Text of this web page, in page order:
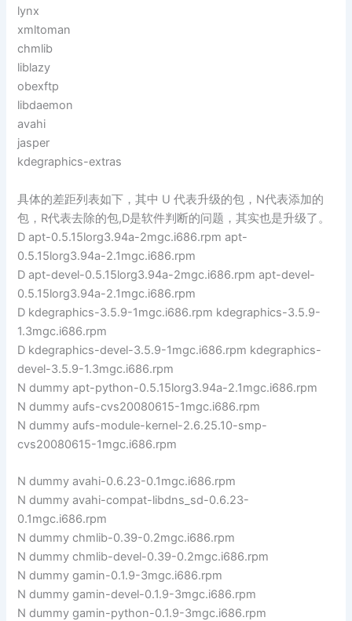
lynx
xmltoman
chmlib
liblazy
obexftp
libdaemon
avahi
jasper
kdegraphics-extras
具体的差距列表如下，其中 U 代表升级的包，N代表添加的
包，R代表去除的包,D是软件判断的问题，其实也是升级了。
D apt-0.5.15lorg3.94a-2mgc.i686.rpm apt-
0.5.15lorg3.94a-2.1mgc.i686.rpm
D apt-devel-0.5.15lorg3.94a-2mgc.i686.rpm apt-devel-
0.5.15lorg3.94a-2.1mgc.i686.rpm
D kdegraphics-3.5.9-1mgc.i686.rpm kdegraphics-3.5.9-
1.3mgc.i686.rpm
D kdegraphics-devel-3.5.9-1mgc.i686.rpm kdegraphics-
devel-3.5.9-1.3mgc.i686.rpm
N dummy apt-python-0.5.15lorg3.94a-2.1mgc.i686.rpm
N dummy aufs-cvs20080615-1mgc.i686.rpm
N dummy aufs-module-kernel-2.6.25.10-smp-
cvs20080615-1mgc.i686.rpm
N dummy avahi-0.6.23-0.1mgc.i686.rpm
N dummy avahi-compat-libdns_sd-0.6.23-
0.1mgc.i686.rpm
N dummy chmlib-0.39-0.2mgc.i686.rpm
N dummy chmlib-devel-0.39-0.2mgc.i686.rpm
N dummy gamin-0.1.9-3mgc.i686.rpm
N dummy gamin-devel-0.1.9-3mgc.i686.rpm
N dummy gamin-python-0.1.9-3mgc.i686.rpm